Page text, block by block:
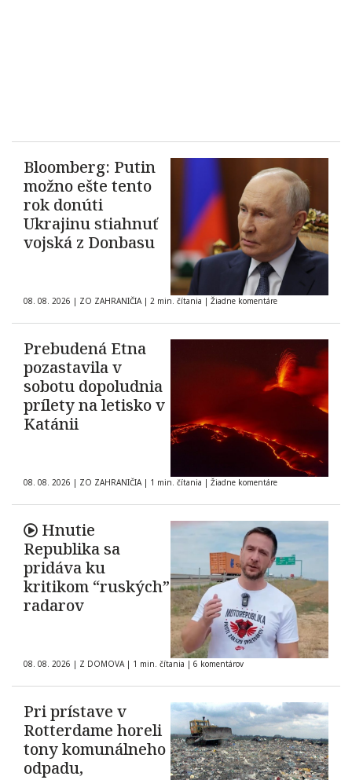
Bloomberg: Putin
možno ešte tento
rok donúti
Ukrajinu stiahnuť
vojská z Donbasu
08. 08. 2026 | ZO ZAHRANIČIA | 2 min. čítania | Žiadne komentáre
Prebudená Etna
pozastavila v
sobotu dopoludnia
prílety na letisko v
Katánii
08. 08. 2026 | ZO ZAHRANIČIA | 1 min. čítania | Žiadne komentáre
Hnutie
Republika sa
pridáva ku
kritikom “ruských”
radarov
08. 08. 2026 | Z DOMOVA | 1 min. čítania | 6 komentárov
Pri prístave v
Rotterdame horeli
tony komunálneho
odpadu,